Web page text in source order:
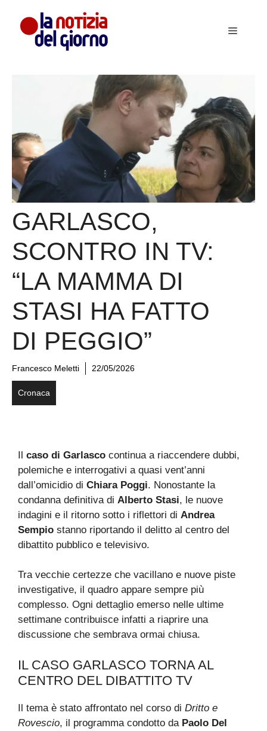
contenuto
Menu
GARLASCO,
SCONTRO IN TV:
“LA MAMMA DI
STASI HA FATTO
DI PEGGIO”
Francesco Meletti 22/05/2026
Cronaca
Il caso di Garlasco continua a riaccendere dubbi,
polemiche e interrogativi a quasi vent’anni
dall’omicidio di Chiara Poggi. Nonostante la
condanna definitiva di Alberto Stasi, le nuove
indagini e il ritorno sotto i riflettori di Andrea
Sempio stanno riportando il delitto al centro del
dibattito pubblico e televisivo.
Tra vecchie certezze che vacillano e nuove piste
investigative, il quadro appare sempre più
complesso. Ogni dettaglio emerso nelle ultime
settimane contribuisce infatti a riaprire una
discussione che sembrava ormai chiusa.
IL CASO GARLASCO TORNA AL
CENTRO DEL DIBATTITO TV
Il tema è stato affrontato nel corso di Dritto e
Rovescio, il programma condotto da Paolo Del